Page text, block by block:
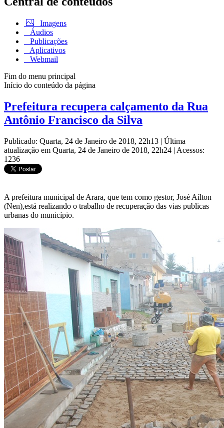
Imagens
Áudios
Publicações
Aplicativos
Webmail
Fim do menu principal
Início do conteúdo da página
Prefeitura recupera calçamento da Rua
Antônio Francisco da Silva
Publicado: Quarta, 24 de Janeiro de 2018, 22h13 | Última
atualização em Quarta, 24 de Janeiro de 2018, 22h24 | Acessos:
1236
A prefeitura municipal de Arara, que tem como gestor, José Aílton
(Nen),está realizando o trabalho de recuperação das vias publicas
urbanas do município.